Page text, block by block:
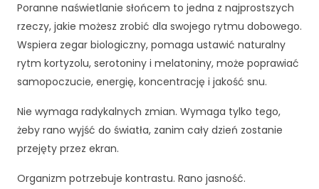
Poranne naświetlanie słońcem to jedna z najprostszych
rzeczy, jakie możesz zrobić dla swojego rytmu dobowego.
Wspiera zegar biologiczny, pomaga ustawić naturalny
rytm kortyzolu, serotoniny i melatoniny, może poprawiać
samopoczucie, energię, koncentrację i jakość snu.
Nie wymaga radykalnych zmian. Wymaga tylko tego,
żeby rano wyjść do światła, zanim cały dzień zostanie
przejęty przez ekran.
Organizm potrzebuje kontrastu. Rano jasność.
o
w
a
y
c
tr
e
i